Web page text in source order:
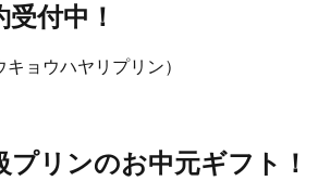
付中！
ョウハヤリプリン）
プリンのお中元ギフト！